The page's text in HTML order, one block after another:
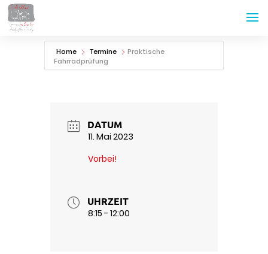
Home Termine
Praktische
Fahrradprüfung
DATUM
11. Mai 2023
Vorbei!
UHRZEIT
8:15 - 12:00